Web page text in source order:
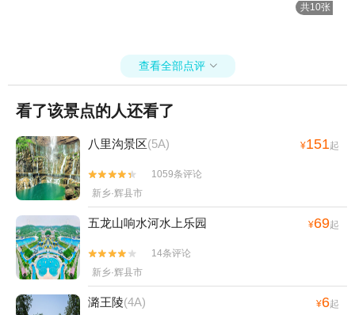
共10张
查看全部点评 
看了该景点的人还看了
八里沟景区(5A) ¥151起


1059条评论
新乡·辉县市
五龙山响水河水上乐园 ¥69起


14条评论
新乡·辉县市
潞王陵(4A) ¥6起